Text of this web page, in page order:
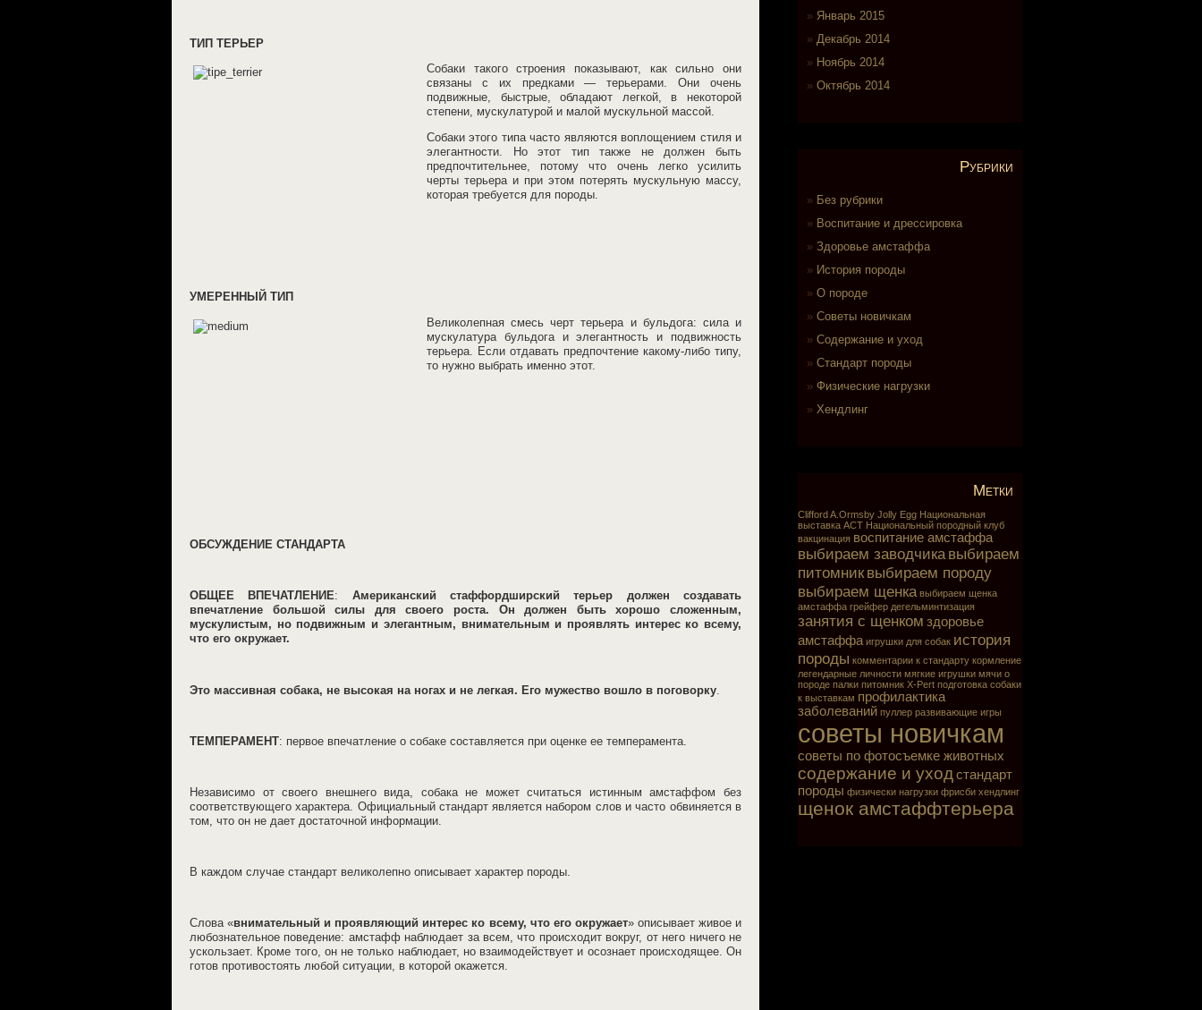
ТИП ТЕРЬЕР
Собаки такого строения показывают, как сильно они
связаны с их предками — терьерами. Они очень
подвижные, быстрые, обладают легкой, в некоторой
степени, мускулатурой и малой мускульной массой.
Собаки этого типа часто являются воплощением стиля и
элегантности. Но этот тип также не должен быть
предпочтительнее, потому что очень легко усилить
черты терьера и при этом потерять мускульную массу,
которая требуется для породы.
УМЕРЕННЫЙ ТИП
Великолепная смесь черт терьера и бульдога: сила и
мускулатура бульдога и элегантность и подвижность
терьера. Если отдавать предпочтение какому-либо типу,
то нужно выбрать именно этот.
ОБСУЖДЕНИЕ СТАНДАРТА
ОБЩЕЕ ВПЕЧАТЛЕНИЕ: Американский стаффордширский терьер должен создавать
впечатление большой силы для своего роста. Он должен быть хорошо сложенным,
мускулистым, но подвижным и элегантным, внимательным и проявлять интерес ко всему,
что его окружает.
Это массивная собака, не высокая на ногах и не легкая. Его мужество вошло в поговорку
ТЕМПЕРАМЕНТ: первое впечатление о собаке составляется при оценке ее темперамента.
Независимо от своего внешнего вида, собака не может считаться истинным амстаффом без
соответствующего характера. Официальный стандарт является набором слов и часто обвиняется в
том, что он не дает достаточной информации.
В каждом случае стандарт великолепно описывает характер породы.
Слова «внимательный и проявляющий интерес ко всему, что его окружает» описывает живое и
любознательное поведение: амстафф наблюдает за всем, что происходит вокруг, от него ничего не
ускользает. Кроме того, он не только наблюдает, но взаимодействует и осознает происходящее. Он
готов противостоять любой ситуации, в которой окажется.
Январь 2015
Декабрь 2014
Ноябрь 2014
Октябрь 2014
Рубрики
Без рубрики
Воспитание и дрессировка
Здоровье амстаффа
История породы
О породе
Советы новичкам
Содержание и уход
Стандарт породы
Физические нагрузки
Хендлинг
Метки
Clifford A.Ormsby Jolly Egg Национальная
выставка АСТ Национальный породный клуб
вакцинация воспитание амстаффа
выбираем заводчика выбираем
питомник выбираем породу
выбираем щенка выбираем щенка
амстаффа грейфер дегельминтизация
занятия с щенком здоровье
амстаффа игрушки для собак история
породы комментарии к стандарту кормление
легендарные личности мягкие игрушки мячи о
породе палки питомник X-Pert подготовка собаки
к выставкам профилактика
заболеваний пуллер развивающие игры
советы новичкам
советы по фотосъемке животных
содержание и уход стандарт
породы физически нагрузки фрисби хендлинг
щенок амстаффтерьера